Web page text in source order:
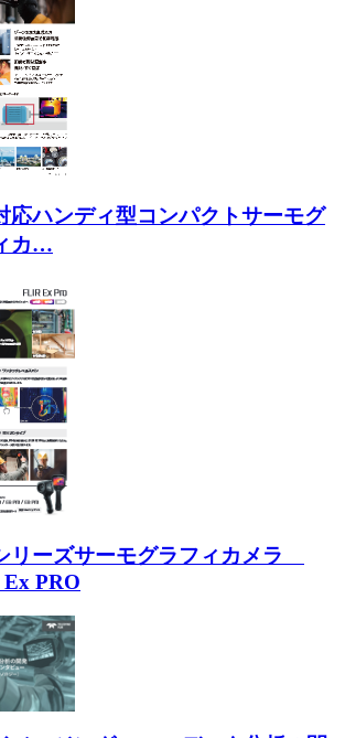
応ハンディ型コンパクトサーモグ
カ…
リーズサーモグラフィカメラ
PRO